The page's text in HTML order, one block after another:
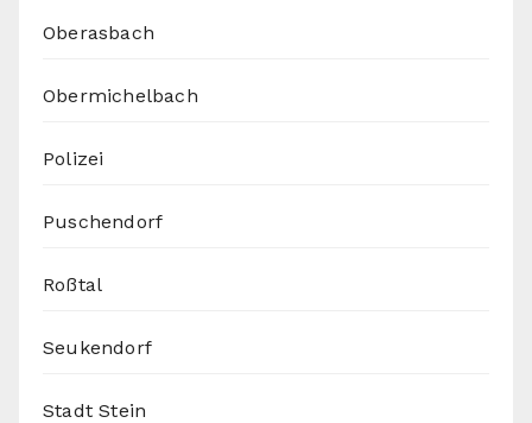
Oberasbach
Obermichelbach
Polizei
Puschendorf
Roßtal
Seukendorf
Stadt Stein